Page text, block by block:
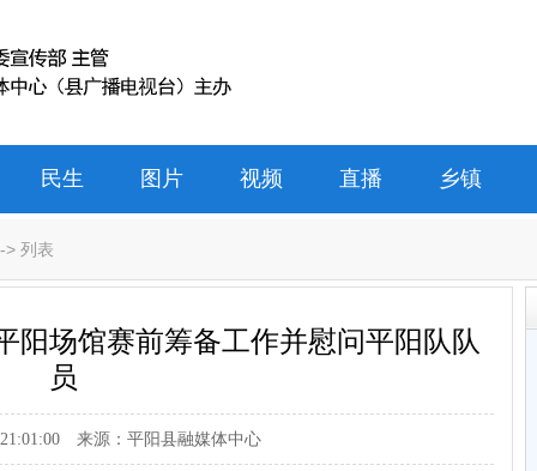
民生 图片 视频 直播 乡镇
-> 列表
阳场馆赛前筹备工作并慰问平阳队队
员
来源：平阳县融媒体中心